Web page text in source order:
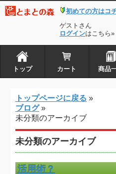
初めての方はコ
ゲストさん
ログインはこちら»
トップ カート 商品
トップページに戻る »
ブログ»
未分類のアーカイブ
未分類のアーカイブ
活用術？
トップ
ログイン
とまとの森は株式会
登録商
Copyright © 2010-2026と